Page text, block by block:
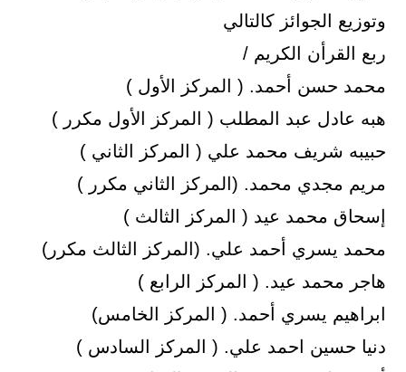
وتوزيع الجوائز كالتالي
ربع القرأن الكريم /
محمد حسن أحمد. ( المركز الأول )
هبه عادل عبد المطلب ( المركز الأول مكرر )
حبيبه شريف محمد علي ( المركز الثاني )
مريم مجدي محمد. (المركز الثاني مكرر )
إسحاق محمد عيد ( المركز الثالث )
محمد يسري أحمد علي. (المركز الثالث مكرر)
هاجر محمد عيد. ( المركز الرابع )
ابراهيم يسري أحمد. ( المركز الخامس)
دنيا حسين احمد علي. ( المركز السادس )